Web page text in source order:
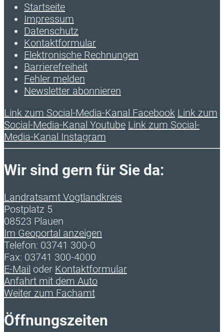
Startseite
Impressum
Datenschutz
Kontaktformular
Elektronische Rechnungen
Barrierefreiheit
Fehler melden
Newsletter abonnieren
Link zum Social-Media-Kanal Facebook Link zum
Social-Media-Kanal Youtube Link zum Social-
Media-Kanal Instagram
Wir sind gern für Sie da:
Landratsamt Vogtlandkreis
Postplatz 5
08523 Plauen
Im Geoportal anzeigen
Telefon: 03741 300-0
Fax: 03741 300-4000
E-Mail oder Kontaktformular
Anfahrt mit dem Auto
Weiter zum Fachamt
Öffnungszeiten